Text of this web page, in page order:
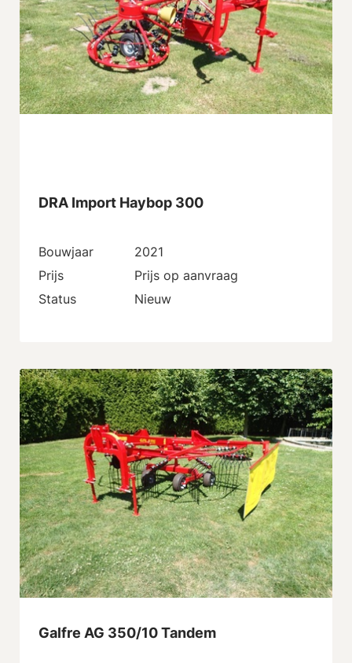
DRA Import Haybop 300
Bouwjaar
2021
Prijs
Prijs op aanvraag
Status
Nieuw
Galfre AG 350/10 Tandem